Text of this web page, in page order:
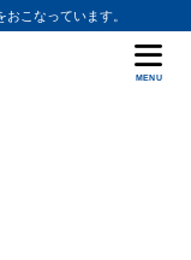
こなっています。
MENU